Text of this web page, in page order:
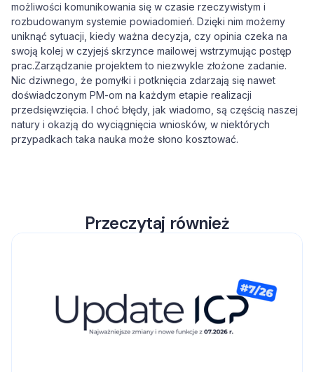
możliwości komunikowania się w czasie rzeczywistym i
rozbudowanym systemie powiadomień. Dzięki nim możemy
uniknąć sytuacji, kiedy ważna decyzja, czy opinia czeka na
swoją kolej w czyjejś skrzynce mailowej wstrzymując postęp
prac.Zarządzanie projektem to niezwykle złożone zadanie.
Nic dziwnego, że pomyłki i potknięcia zdarzają się nawet
doświadczonym PM-om na każdym etapie realizacji
przedsięwzięcia. I choć błędy, jak wiadomo, są częścią naszej
natury i okazją do wyciągnięcia wniosków, w niektórych
przypadkach taka nauka może słono kosztować.
Przeczytaj również